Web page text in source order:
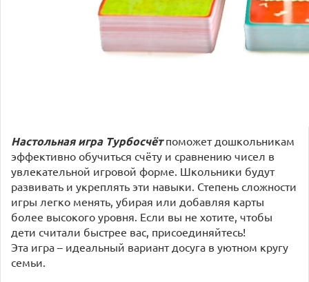
Настольная игра Турбосчётпоможет дошкольникам
эффективно обучиться счёту и сравнению чисел в
увлекательной игровой форме. Школьники будут
развивать и укреплять эти навыки. Степень сложности
игры легко менять, убирая или добавляя карты
более высокого уровня. Если вы не хотите, чтобы
дети считали быстрее вас, присоединяйтесь!
Эта игра – идеальный вариант досуга в уютном кругу
семьи.